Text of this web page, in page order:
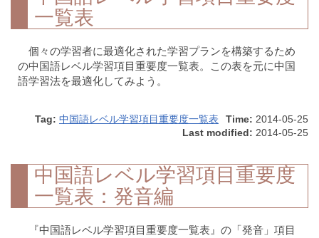
一覧表
個々の学習者に最適化された学習プランを構築するため
の中国語レベル学習項目重要度一覧表。この表を元に中国
語学習法を最適化してみよう。
Tag: 中国語レベル学習項目重要度一覧表 Time: 2014-05-25
Last modified: 2014-05-25
中国語レベル学習項目重要度
一覧表：発音編
『中国語レベル学習項目重要度一覧表』の「発音」項目